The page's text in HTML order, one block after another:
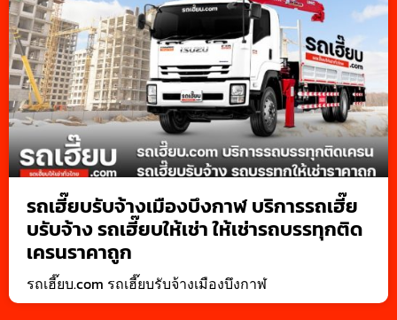
รถเฮี๊ยบรับจ้างเมืองบึงกาฬ บริการรถเฮี๊ย
บรับจ้าง รถเฮี๊ยบให้เช่า ให้เช่ารถบรรทุกติด
เครนราคาถูก
รถเฮี๊ยบ.com รถเฮี๊ยบรับจ้างเมืองบึงกาฬ